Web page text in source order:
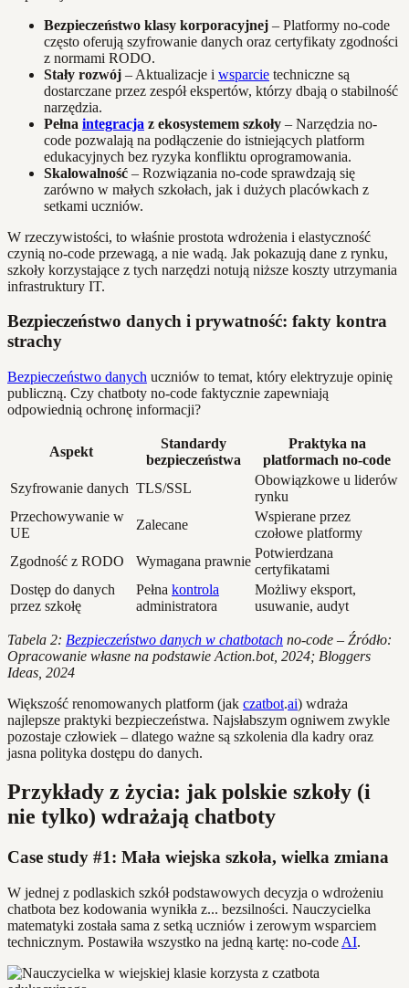
Bezpieczeństwo klasy korporacyjnej – Platformy no-code
często oferują szyfrowanie danych oraz certyfikaty zgodności
z normami RODO.
Stały rozwój – Aktualizacje i wsparcie techniczne są
dostarczane przez zespół ekspertów, którzy dbają o stabilność
narzędzia.
Pełna integracja z ekosystemem szkoły – Narzędzia no-
code pozwalają na podłączenie do istniejących platform
edukacyjnych bez ryzyka konfliktu oprogramowania.
Skalowalność – Rozwiązania no-code sprawdzają się
zarówno w małych szkołach, jak i dużych placówkach z
setkami uczniów.
W rzeczywistości, to właśnie prostota wdrożenia i elastyczność
czynią no-code przewagą, a nie wadą. Jak pokazują dane z rynku,
szkoły korzystające z tych narzędzi notują niższe koszty utrzymania
infrastruktury IT.
Bezpieczeństwo danych i prywatność: fakty kontra
strachy
Bezpieczeństwo danych uczniów to temat, który elektryzuje opinię
publiczną. Czy chatboty no-code faktycznie zapewniają
odpowiednią ochronę informacji?
Aspekt
Standardy
bezpieczeństwa
Praktyka na
platformach no-code
Szyfrowanie danych TLS/SSL
Obowiązkowe u liderów
rynku
Przechowywanie w
UE
Zalecane
Wspierane przez
czołowe platformy
Zgodność z RODO
Wymagana prawnie
Potwierdzana
certyfikatami
Dostęp do danych
przez szkołę
Pełna kontrola
administratora
Możliwy eksport,
usuwanie, audyt
Tabela 2: Bezpieczeństwo danych w chatbotach no-code – Źródło:
Opracowanie własne na podstawie Action.bot, 2024; Bloggers
Ideas, 2024
Większość renomowanych platform (jak czatbot.ai) wdraża
najlepsze praktyki bezpieczeństwa. Najsłabszym ogniwem zwykle
pozostaje człowiek – dlatego ważne są szkolenia dla kadry oraz
jasna polityka dostępu do danych.
Przykłady z życia: jak polskie szkoły (i
nie tylko) wdrażają chatboty
Case study #1: Mała wiejska szkoła, wielka zmiana
W jednej z podlaskich szkół podstawowych decyzja o wdrożeniu
chatbota bez kodowania wynikła z... bezsilności. Nauczycielka
matematyki została sama z setką uczniów i zerowym wsparciem
technicznym. Postawiła wszystko na jedną kartę: no-code AI.